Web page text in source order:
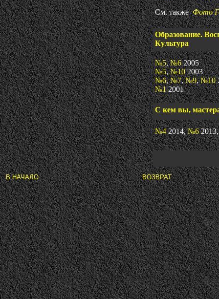
См. такжеФото
Образование.
Культура
№5,№62005
№5,№102003
№6,№7,№9,№10
№12001
С кем вы,
№42014,№6
В НАЧАЛО ВОЗВРАТ